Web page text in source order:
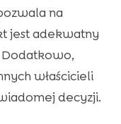
na
jest adekwatny
Dodatkowo,
właścicieli
decyzji.